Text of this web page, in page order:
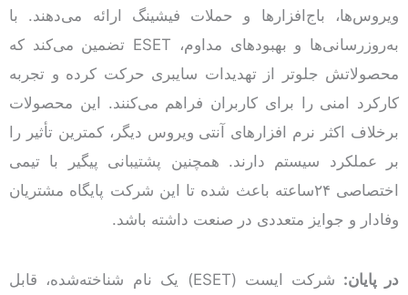
ویروس‌ها، باج‌افزارها و حملات فیشینگ ارائه می‌دهند. با
به‌روزرسانی‌ها و بهبودهای مداوم، ESET تضمین می‌کند که
محصولاتش جلوتر از تهدیدات سایبری حرکت کرده و تجربه
کارکرد امنی را برای کاربران فراهم می‌کنند. این محصولات
برخلاف اکثر نرم افزارهای آنتی ویروس دیگر، کمترین تأثیر را
بر عملکرد سیستم دارند. همچنین پشتیبانی پیگیر با تیمی
اختصاصی ۲۴‌ساعته باعث شده تا این شرکت پایگاه مشتریان
وفادار و جوایز متعددی در صنعت داشته باشد.
در پایان:
شرکت ایست (ESET) یک نام شناخته‌شده، قابل